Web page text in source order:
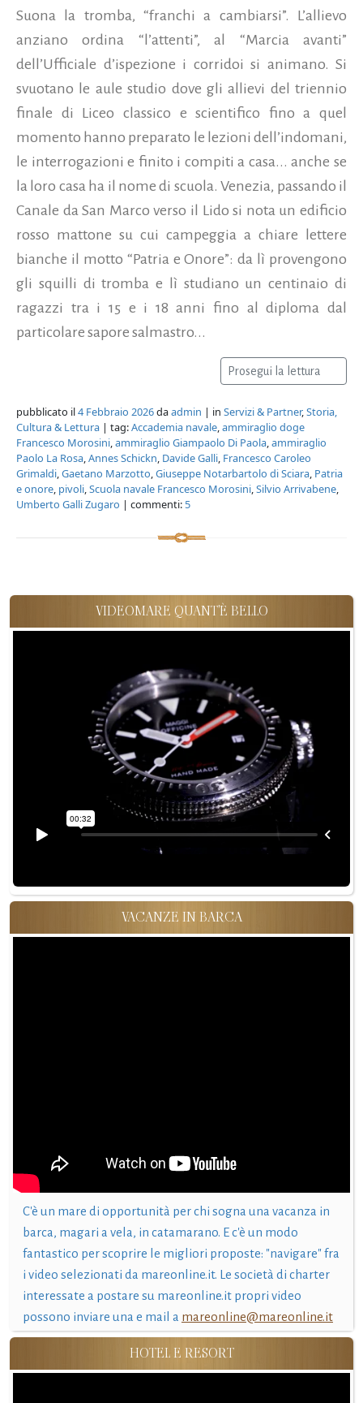
Suona la tromba, “franchi a cambiarsi”. L’allievo
anziano ordina “l’attenti”, al “Marcia avanti”
dell’Ufficiale d’ispezione i corridoi si animano. Si
svuotano le aule studio dove gli allievi del triennio
finale di Liceo classico e scientifico fino a quel
momento hanno preparato le lezioni dell’indomani,
le interrogazioni e finito i compiti a casa... anche se
la loro casa ha il nome di scuola. Venezia, passando il
Canale da San Marco verso il Lido si nota un edificio
rosso mattone su cui campeggia a chiare lettere
bianche il motto “Patria e Onore”: da lì provengono
gli squilli di tromba e lì studiano un centinaio di
ragazzi tra i 15 e i 18 anni fino al diploma dal
particolare sapore salmastro...
Prosegui la lettura
pubblicato il4 Febbraio 2026daadmin | in Servizi & Partner,Storia,
Cultura & Lettura | tag:Accademia navale,ammiraglio doge
Francesco Morosini,ammiraglio Giampaolo Di Paola,ammiraglio
Paolo La Rosa,Annes Schickn, Davide Galli, Francesco Caroleo
Grimaldi,Gaetano Marzotto,Giuseppe Notarbartolo di Sciara, Patria
e onore, pivoli,Scuola navale Francesco Morosini,Silvio Arrivabene,
Umberto Galli Zugaro | commenti: 5
VIDEOMARE QUANT'È BELLO
VACANZE IN BARCA
C'è un mare di opportunità per chi sogna una vacanza in
barca, magari a vela, in catamarano. E c'è un modo
fantastico per scoprire le migliori proposte: "navigare" fra
i video selezionati da mareonline.it. Le società di charter
interessate a postare su mareonline.it propri video
possono inviare una e mail a mareonline@mareonline.it
HOTEL E RESORT